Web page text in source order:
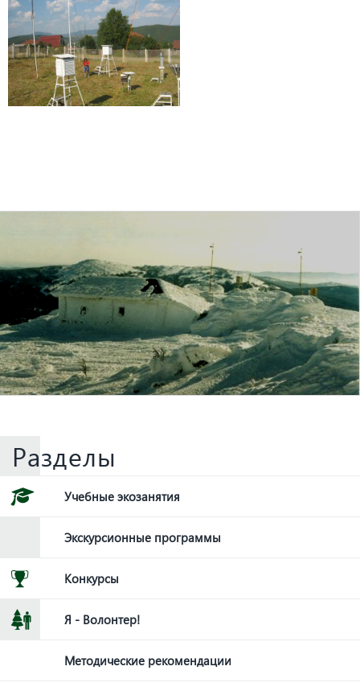
Разделы
Учебные экозанятия
Экскурсионные программы
Конкурсы
Я - Волонтер!
Методические рекомендации